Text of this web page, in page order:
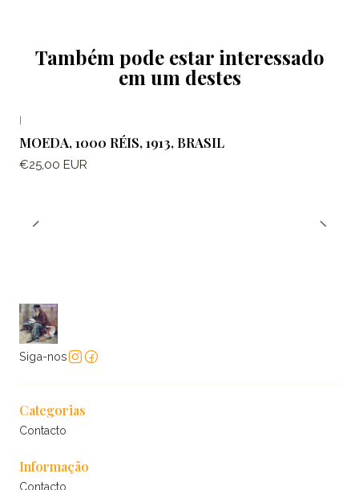
Também pode estar interessado
em um destes
|
MOEDA, 1000 RÉIS, 1913, BRASIL
€25,00 EUR
Siga-nos
Categorias
Contacto
Informação
Contacto